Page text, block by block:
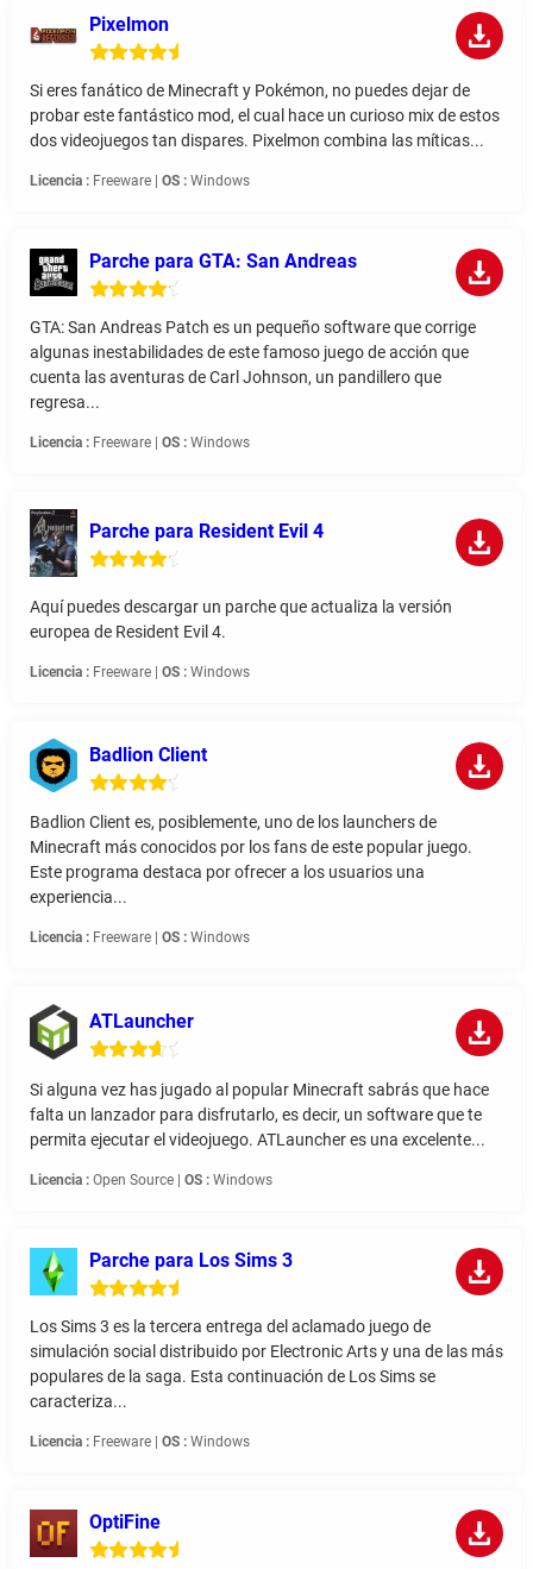
Pixelmon
Si eres fanático de Minecraft y Pokémon, no puedes dejar de
probar este fantástico mod, el cual hace un curioso mix de estos
dos videojuegos tan dispares. Pixelmon combina las míticas...
Licencia : Freeware | OS : Windows
Parche para GTA: San Andreas
GTA: San Andreas Patch es un pequeño software que corrige
algunas inestabilidades de este famoso juego de acción que
cuenta las aventuras de Carl Johnson, un pandillero que
regresa...
Licencia : Freeware | OS : Windows
Parche para Resident Evil 4
Aquí puedes descargar un parche que actualiza la versión
europea de Resident Evil 4.
Licencia : Freeware | OS : Windows
Badlion Client
Badlion Client es, posiblemente, uno de los launchers de
Minecraft más conocidos por los fans de este popular juego.
Este programa destaca por ofrecer a los usuarios una
experiencia...
Licencia : Freeware | OS : Windows
ATLauncher
Si alguna vez has jugado al popular Minecraft sabrás que hace
falta un lanzador para disfrutarlo, es decir, un software que te
permita ejecutar el videojuego. ATLauncher es una excelente...
Licencia : Open Source | OS : Windows
Parche para Los Sims 3
Los Sims 3 es la tercera entrega del aclamado juego de
simulación social distribuido por Electronic Arts y una de las más
populares de la saga. Esta continuación de Los Sims se
caracteriza...
Licencia : Freeware | OS : Windows
OptiFine